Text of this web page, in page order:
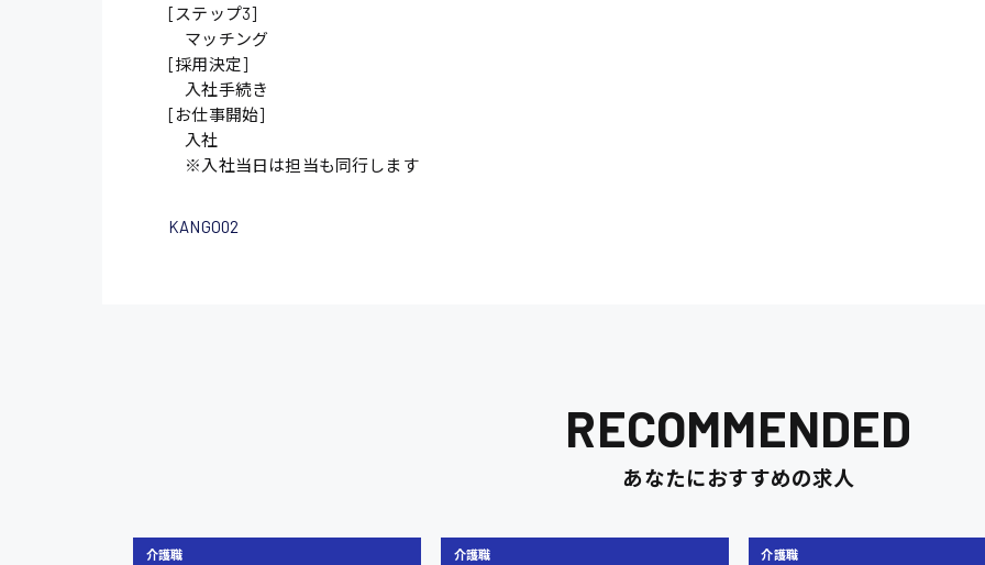
[ステップ3]
マッチング
[採用決定]
入社手続き
[お仕事開始]
入社
※入社当日は担当も同行します
KANGO02
RECOMMENDED
あなたにおすすめの求人
介護職 介護職 介護職